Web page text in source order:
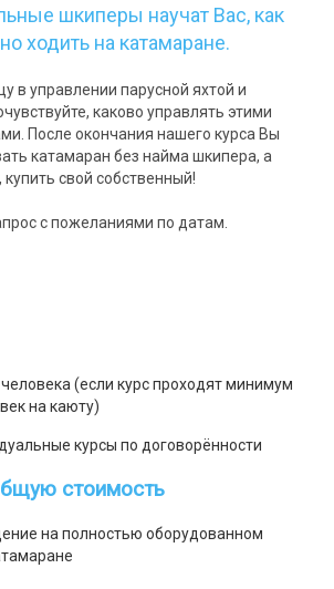
шкиперы научат Вас, как
ходить на катамаране.
в управлении парусной яхтой и
каково управлять этими
После окончания нашего курса Вы
катамаран без найма шкипера, а
свой собственный!
с пожеланиями по датам.
(если курс проходят минимум
на каюту)
курсы по договорённости
стоимость
на полностью оборудованном